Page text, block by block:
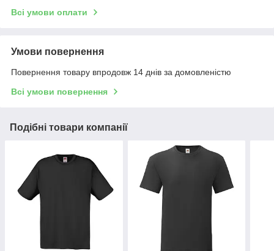
Всі умови оплати
Умови повернення
Повернення товару впродовж 14 днів за домовленістю
Всі умови повернення
Подібні товари компанії